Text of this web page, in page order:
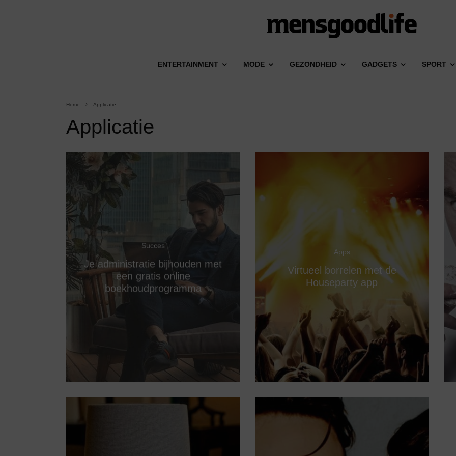
ENTERTAINMENT MODE GEZONDHEID GADGETS SPORT
Home Applicatie
Applicatie
Succes
Je administratie bijhouden met
een gratis online
boekhoudprogramma
Apps
Virtueel borrelen met de
Houseparty app